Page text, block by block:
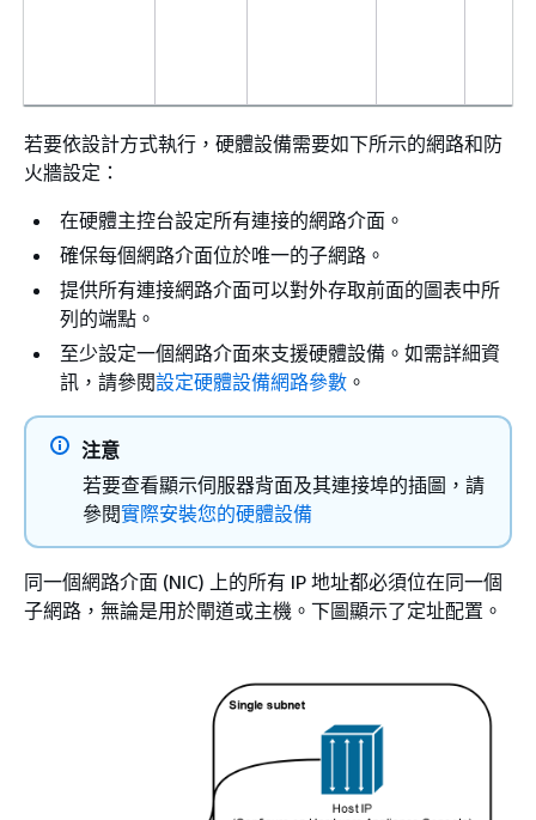
若要依設計方式執行，硬體設備需要如下所示的網路和防
火牆設定：
在硬體主控台設定所有連接的網路介面。
確保每個網路介面位於唯一的子網路。
提供所有連接網路介面可以對外存取前面的圖表中所
列的端點。
至少設定一個網路介面來支援硬體設備。如需詳細資
訊，請參閱設定硬體設備網路參數 。
注意
若要查看顯示伺服器背面及其連接埠的插圖，請
參閱實際安裝您的硬體設備
同一個網路介面 (NIC) 上的所有 IP 地址都必須位在同一個
子網路，無論是用於閘道或主機。下圖顯示了定址配置。